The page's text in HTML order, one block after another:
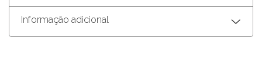
Informação adicional